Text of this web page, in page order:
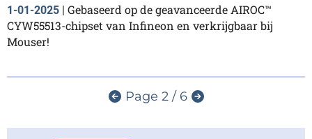
1-01-2025 | Gebaseerd op de geavanceerde AIROC™
CYW55513-chipset van Infineon en verkrijgbaar bij
Mouser!
Page 2 / 6